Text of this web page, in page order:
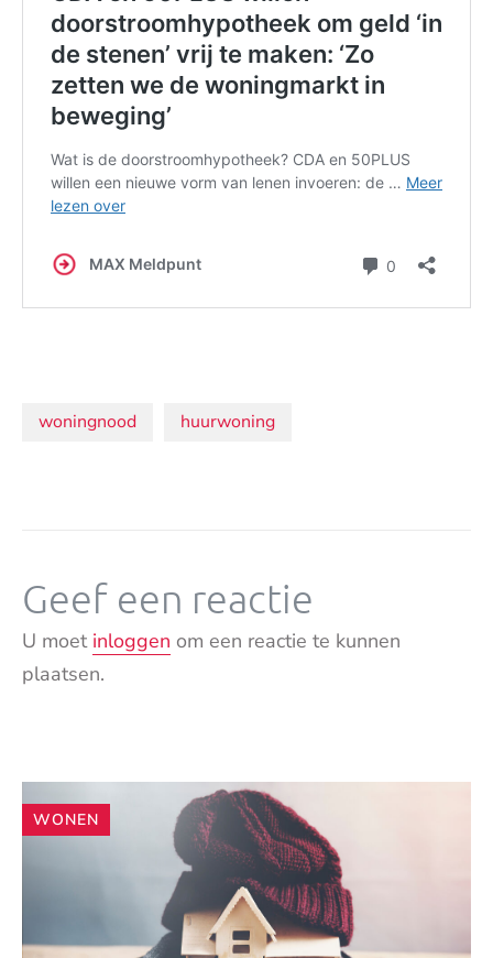
Onderwerpen:
woningnood huurwoning
Geef een reactie
U moet inloggen om een reactie te kunnen
plaatsen.
Andere
artikelen
WONEN